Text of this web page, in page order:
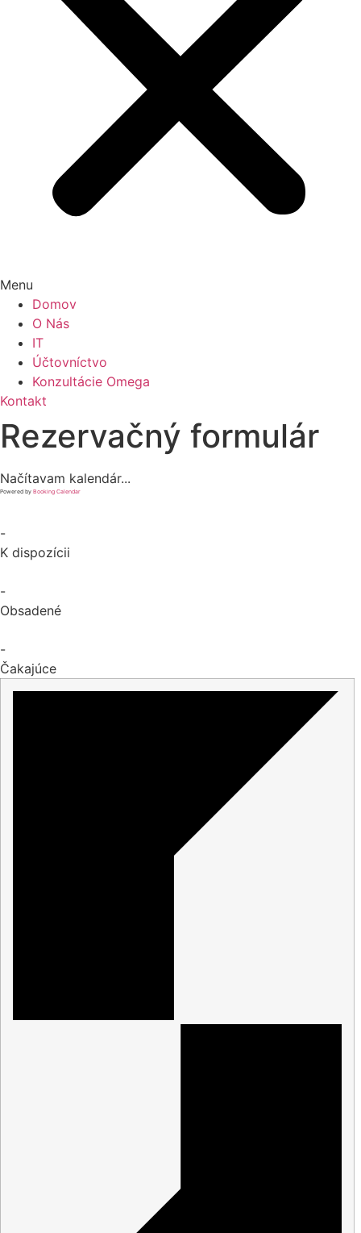
Menu
Domov
O Nás
IT
Účtovníctvo
Konzultácie Omega
Kontakt
Rezervačný formulár
Načítavam kalendár...
Powered by Booking Calendar
-
K dispozícii
-
Obsadené
-
Čakajúce